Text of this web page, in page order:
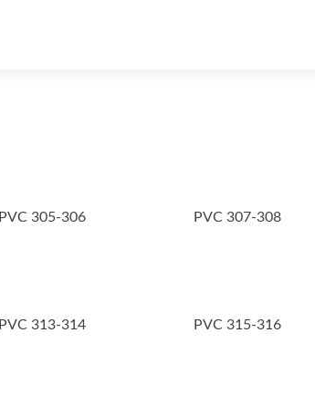
PVC 305-306 PVC 307-308
PVC 313-314 PVC 315-316